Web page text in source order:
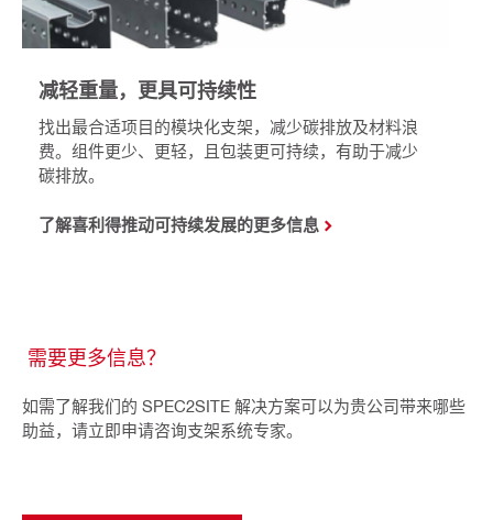
减轻重量，更具可持续性
找出最合适项目的模块化支架，减少碳排放及材料浪
费。组件更少、更轻，且包装更可持续，有助于减少
碳排放。
了解喜利得推动可持续发展的更多信息
需要更多信息？
如需了解我们的 SPEC2SITE 解决方案可以为贵公司带来哪些
助益，请立即申请咨询支架系统专家。